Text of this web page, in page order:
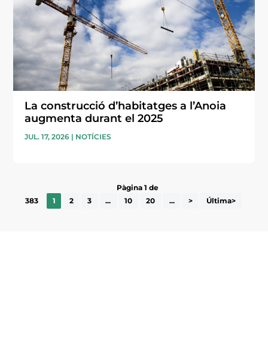
La construcció d’habitatges a l’Anoia
augmenta durant el 2025
JUL. 17, 2026 | NOTÍCIES
Pàgina 1 de
383
1 2 3 ... 10 20 ... > Última>